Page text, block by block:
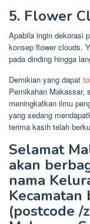
5. Flower
Apabila ingin dekorasi
konsep flower clouds.
pada dinding hingga
Demikian yang dapat
Pernikahan Makassar,
meningkatkan ilmu
yang sedang
terima kasih telah
Selamat
akan
nama
(postcode /